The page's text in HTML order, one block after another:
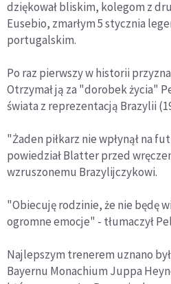
dziękował bliskim, kolegom z
Eusebio, zmarłym 5 stycznia
portugalskim.
Po raz pierwszy w historii
Otrzymał ją za "dorobek życia"
świata z reprezentacją Brazylii
"Żaden piłkarz nie wpłynął na
powiedział Blatter przed
wzruszonemu Brazylijczykowi.
"Obiecuję rodzinie, że nie będę
ogromne emocje" - tłumaczył
Najlepszym trenerem uznano
Bayernu Monachium Juppa